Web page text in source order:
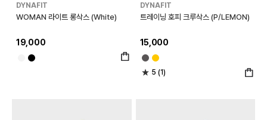
DYNAFIT
WOMAN 라이트 롱삭스 (White)
19,000
DYNAFIT
트레이닝 호피 크루삭스 (P/LEMON)
15,000
5 (1)